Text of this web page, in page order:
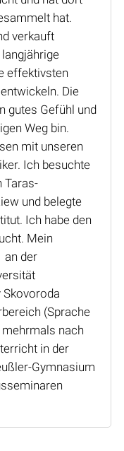
hat.
verkauft
effektivsten
Die
gutes Gefühl und
Weg bin.
mit unseren
Ich besuchte
Taras-
und belegte
Ich habe den
Mein
an der
Skovoroda
(Sprache
nach
in der
Gymnasium